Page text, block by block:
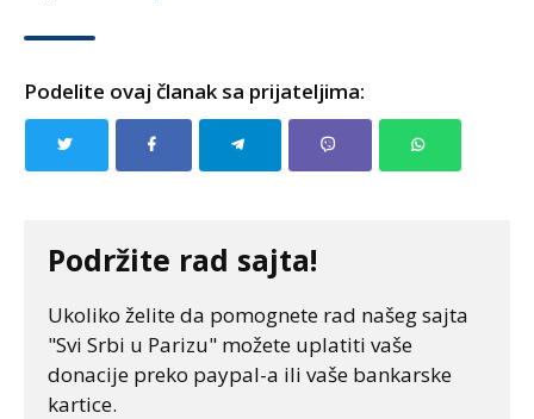
Podelite ovaj članak sa prijateljima:
Podržite rad sajta!
Ukoliko želite da pomognete rad našeg sajta
"Svi Srbi u Parizu" možete uplatiti vaše
donacije preko paypal-a ili vaše bankarske
kartice.